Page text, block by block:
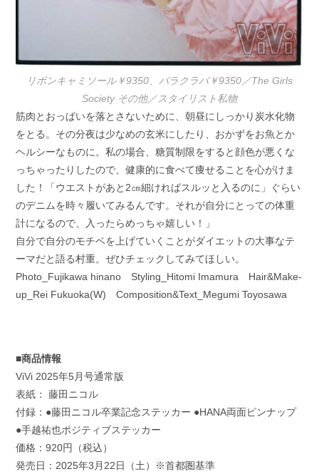
リボンキャミソール￥9350、バラクラバ￥9350／The Girls
Society その他／スタイリスト私物
筋肉とおっぱいを落とさないために、朝昼にしっかり炭水化物
をとる。その分夜は少なめの玄米にしたり、おかずをお魚とか
ヘルシーなものに。私の場合、糖質制限をすると顔色が悪くな
っちゃったりしたので、健康的に食べて痩せることを心がけま
した！「ウエストがあと2㎝細ければスルッと入るのに」ぐらい
のデニムを時々履いてみるんです。それが自分にとっての体重
計になるので、入ったらめっちゃ嬉しい！」
自分で自分のモチベを上げていくことがダイエットの大事なテ
ーマだと語る村重。ぜひチェックしてみてほしい。
Photo_Fujikawa hinano Styling_Hitomi Imamura Hair&Make-
up_Rei Fukuoka(W) Composition&Text_Megumi Toyosawa
■商品情報
ViVi 2025年5月号通常版
表紙： 藤田ニコル
付録：●藤田ニコル卒業記念ステッカー ●HANA両面ピンナップ
●手越祐也ポジティブステッカー
価格：920円（税込）
発売⽇：2025年3月22日（土）※⾸都圏基準